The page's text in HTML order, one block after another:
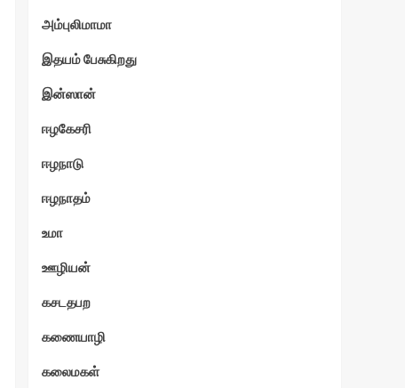
அம்புலிமாமா
இதயம் பேசுகிறது
இன்ஸான்
ஈழகேசரி
ஈழநாடு
ஈழநாதம்
உமா
ஊழியன்
கசடதபற
கணையாழி
கலைமகள்